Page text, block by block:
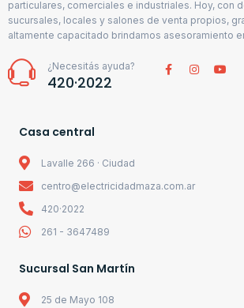
particulares, comerciales e industriales. Hoy, con
sucursales, locales y salones de venta propios,
altamente capacitado brindamos asesoramiento
¿Necesitás ayuda?
420·2022
Casa central
Lavalle 266 · Ciudad
centro@electricidadmaza.com.ar
420·2022
261 - 3647489
Sucursal San Martín
25 de Mayo 108